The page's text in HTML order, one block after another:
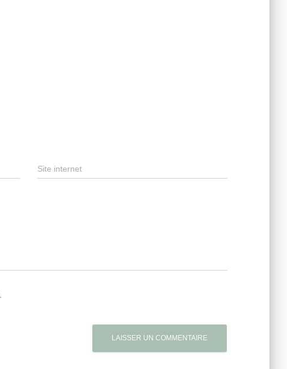
Site internet